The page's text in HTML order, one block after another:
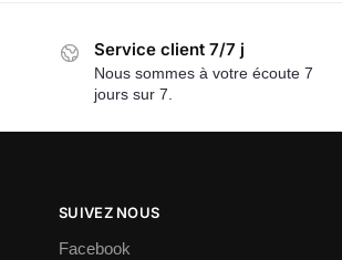
Service client 7/7 j
Nous sommes à votre écoute 7
jours sur 7.
SUIVEZ NOUS
Facebook